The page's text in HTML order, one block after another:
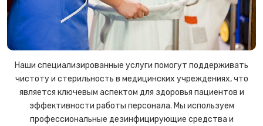
Наши специализированные услуги помогут поддерживать
чистоту и стерильность в медицинских учреждениях, что
является ключевым аспектом для здоровья пациентов и
эффективности работы персонала. Мы используем
профессиональные дезинфицирующие средства и